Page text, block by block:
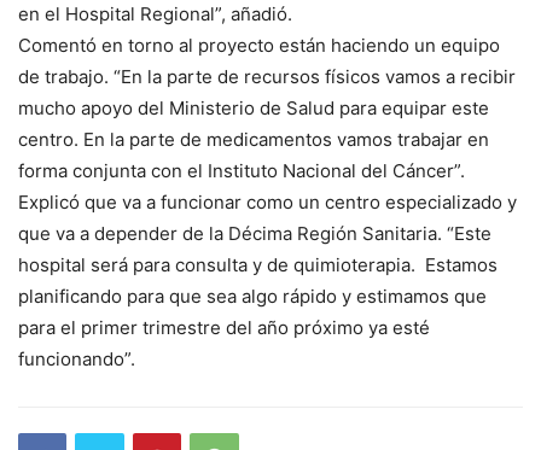
en el Hospital Regional”, añadió.
Comentó en torno al proyecto están haciendo un equipo
de trabajo. “En la parte de recursos físicos vamos a recibir
mucho apoyo del Ministerio de Salud para equipar este
centro. En la parte de medicamentos vamos trabajar en
forma conjunta con el Instituto Nacional del Cáncer”.
Explicó que va a funcionar como un centro especializado y
que va a depender de la Décima Región Sanitaria. “Este
hospital será para consulta y de quimioterapia. Estamos
planificando para que sea algo rápido y estimamos que
para el primer trimestre del año próximo ya esté
funcionando”.